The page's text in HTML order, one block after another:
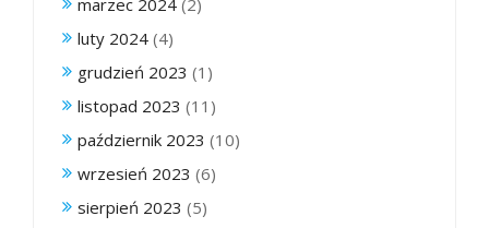
luty 2024 (4)
grudzień 2023 (1)
listopad 2023 (11)
październik 2023 (10)
wrzesień 2023 (6)
sierpień 2023 (5)